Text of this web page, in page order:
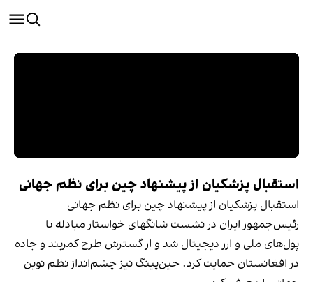
استقبال پزشکیان از پیشنهاد چین برای نظم جهانی
استقبال پزشکیان از پیشنهاد چین برای نظم جهانی
رئیس‌جمهور ایران در نشست شانگهای خواستار مبادله با
پول‌های ملی و ارز دیجیتال شد و از گسترش طرح کمربند و جاده
در افغانستان حمایت کرد. جین‌پینگ نیز چشم‌انداز نظم نوین